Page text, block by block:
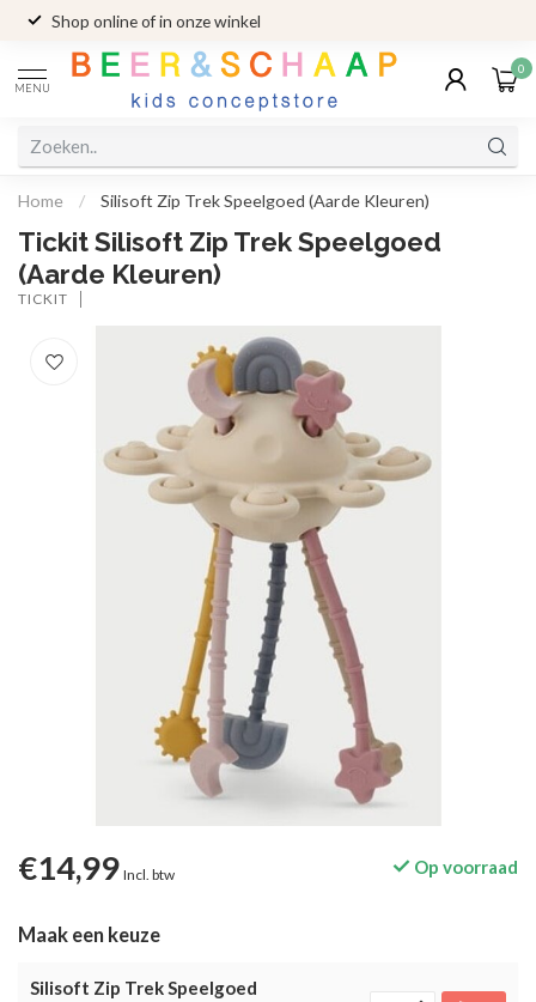
Shop online of in onze winkel
MENU
0
Home / Silisoft Zip Trek Speelgoed (Aarde Kleuren)
Tickit Silisoft Zip Trek Speelgoed
(Aarde Kleuren)
TICKIT
€14,99 Incl. btw Op voorraad
Maak een keuze
Silisoft Zip Trek Speelgoed